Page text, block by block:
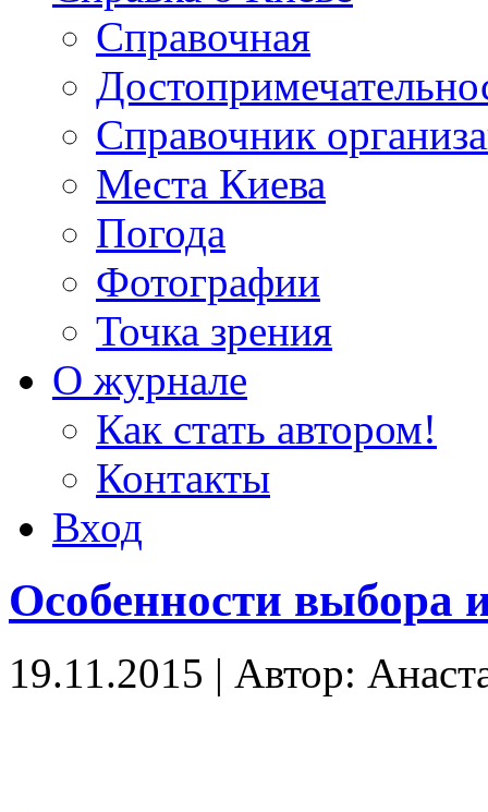
Справочная
Справочник
Места Киева
Погода
Фотографии
Точка зрения
О журнале
Как стать автором!
Контакты
Вход
Особенности выбора
19.11.2015 | Автор: